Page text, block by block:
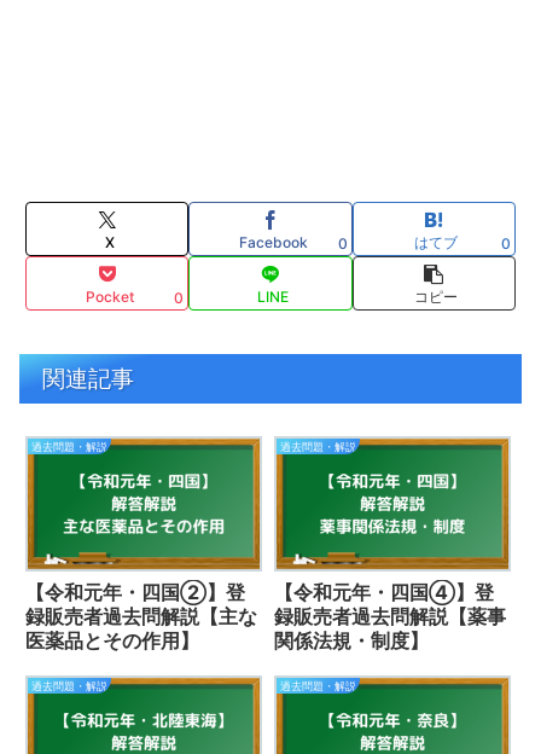
X Facebook 0 はてブ 0
Pocket 0 LINE コピー
関連記事
過去問題・解説
【令和元年・四国②】登
録販売者過去問解説【主な
医薬品とその作用】
過去問題・解説
【令和元年・四国④】登
録販売者過去問解説【薬事
関係法規・制度】
過去問題・解説 過去問題・解説